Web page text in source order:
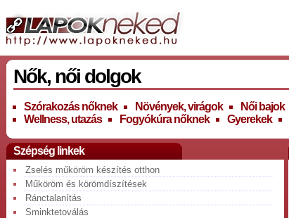
Nők, női dolgok
Szórakozás nőknek Növények, virágok Női bajok
Wellness, utazás
Fogyókúra nőknek Gyerekek
Szépség linkek
Zselés műköröm készítés otthon
Műköröm és körömdíszítések
Ránctalanítás
Sminktetoválás